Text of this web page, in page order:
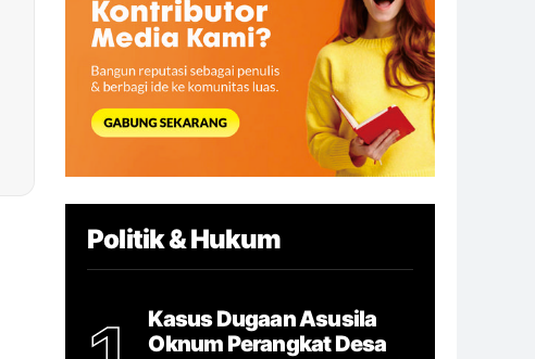
Politik & Hukum
Kasus Dugaan Asusila
Oknum Perangkat Desa